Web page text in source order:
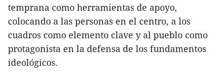
temprana como herramientas de apoyo,
colocando a las personas en el centro, a los
cuadros como elemento clave y al pueblo como
protagonista en la defensa de los fundamentos
ideológicos.